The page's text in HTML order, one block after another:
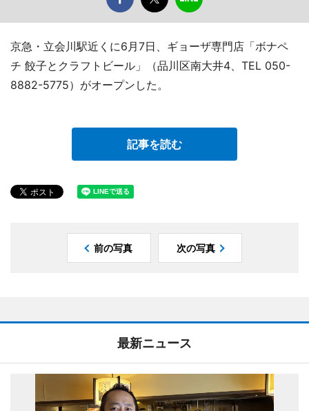
京急・立会川駅近くに6月7日、ギョーザ専門店「ボナペ
チ 餃子とクラフトビール」（品川区南大井4、TEL 050-
8882-5775）がオープンした。
記事を読む
前の写真 次の写真
最新ニュース